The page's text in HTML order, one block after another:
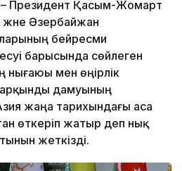
Президент Қасым-Жомарт
Әзербайжан
бейресми
барысында сөйлеген
нығаюы мен өңірлік
дамуының
жаңа тарихындағы аса
өткеріп жатыр деп нық
жеткізді.